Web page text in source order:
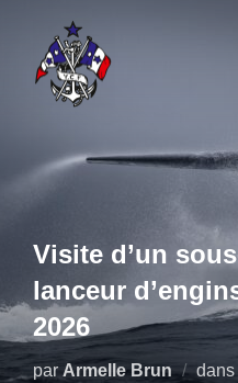
contenu
Visite d’un
lanceur
2026
par Armelle Brun dans